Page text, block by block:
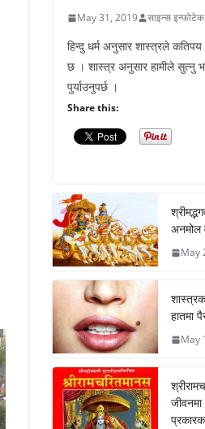
May 31, 2019 साइन्स इन्फोटेक
हिन्दु धर्म अनुसार शास्त्रले
छ । शास्त्र अनुसार हामीले सुत्नु
पुर्याउनुपर्छ ।
Share this:
May
हातमा
May